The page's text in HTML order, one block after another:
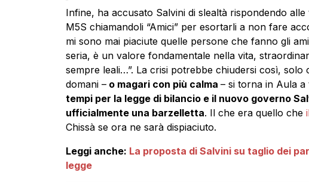
Infine, ha accusato Salvini di slealtà rispondendo
M5S chiamandoli “Amici” per esortarli a non fare
mi sono mai piaciute quelle persone che fanno gli
seria, è un valore fondamentale nella vita,
sempre leali…”. La crisi potrebbe chiudersi così, solo
domani –o magari con più calma – si torna in Aula a
tempi per la legge di bilancio e il nuovo governo
ufficialmente una barzelletta. Il che era quello che
Chissà se ora ne sarà dispiaciuto.
Leggi anche: La proposta di Salvini su taglio dei
legge